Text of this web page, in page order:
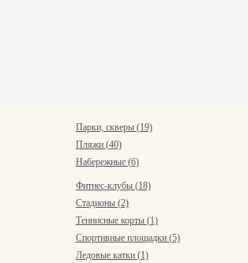
Парки, скверы (19)
Пляжи (40)
Набережные (6)
Фитнес-клубы (18)
Стадионы (2)
Теннисные корты (1)
Спортивные площадки (5)
Ледовые катки (1)